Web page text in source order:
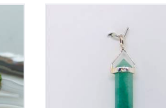
Pendentif Pointe
Aventurine
35€